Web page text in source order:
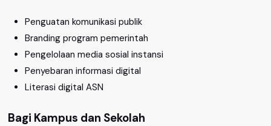
Penguatan komunikasi publik
Branding program pemerintah
Pengelolaan media sosial instansi
Penyebaran informasi digital
Literasi digital ASN
Bagi Kampus dan Sekolah